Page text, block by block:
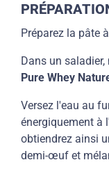
Préparez la pâte
Dans un
Pure Whey
Versez l'eau au
énergiquement à
obtiendrez ainsi
demi-œuf et